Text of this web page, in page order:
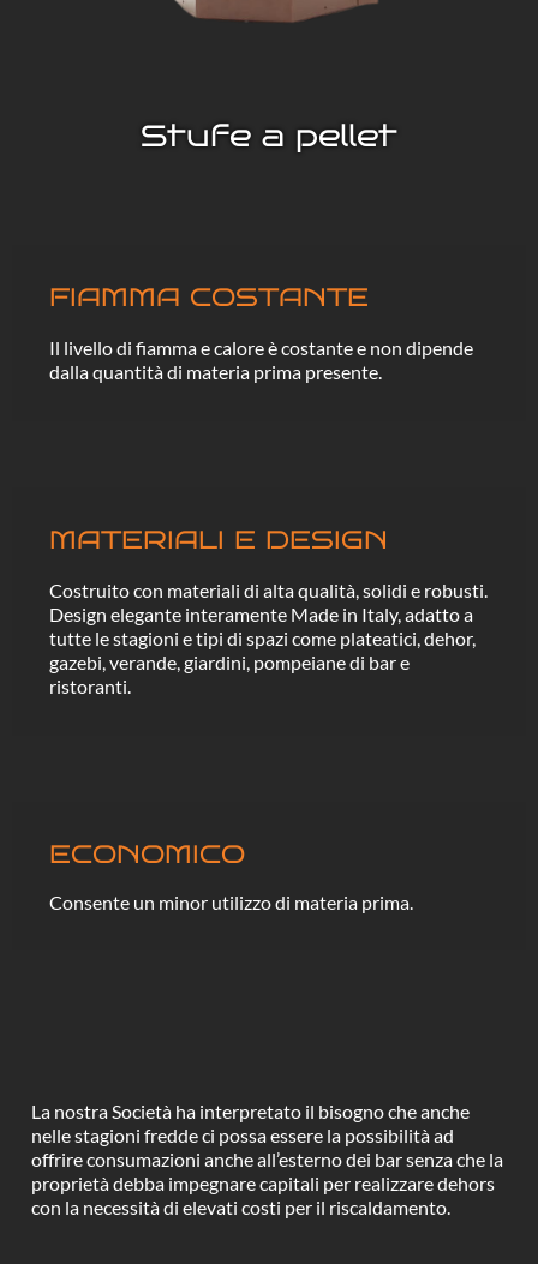
Stufe a pellet
FIAMMA COSTANTE
Il livello di fiamma e calore è costante e non dipende
dalla quantità di materia prima presente.
MATERIALI E DESIGN
Costruito con materiali di alta qualità, solidi e robusti.
Design elegante interamente Made in Italy, adatto a
tutte le stagioni e tipi di spazi come plateatici, dehor,
gazebi, verande, giardini, pompeiane di bar e
ristoranti.
ECONOMICO
Consente un minor utilizzo di materia prima.
La nostraSocietà ha interpretato il bisogno che anche
nelle stagioni fredde ci possa essere la possibilità ad
offrire consumazioni anche all’esterno dei bar senza che la
proprietà debba impegnare capitali per realizzare dehors
con la necessità di elevati costi per il riscaldamento.